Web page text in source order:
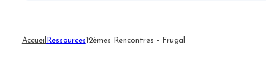
Accueil Ressources12èmes Rencontres – Frugal